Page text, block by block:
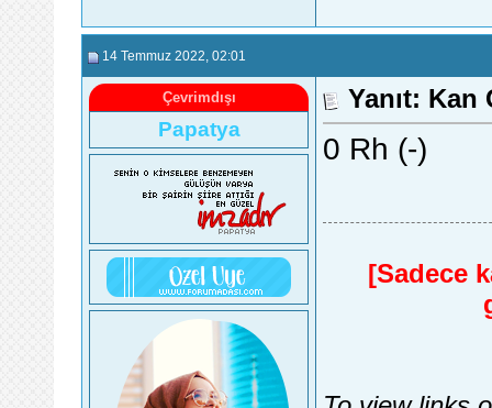
14 Temmuz 2022 , 02:01
Çevrimdışı
Papatya
Yanıt:
0 Rh (-)
[Sadece